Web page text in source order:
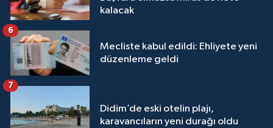
kalacak
Mecliste kabul edildi: Ehliyete yeni
düzenleme geldi
6
Didim’de eski otelin plajı,
karavancıların yeni durağı oldu
7